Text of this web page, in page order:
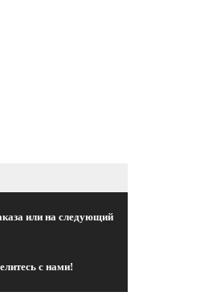
или на следующий
с нами!